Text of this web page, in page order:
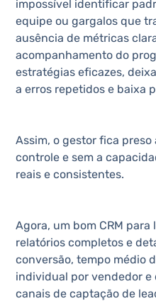
impossível identificar
equipe ou gargalos que
ausência de métricas
acompanhamento do
estratégias eficazes,
a erros repetidos e baixa
Assim, o gestor fica
controle e sem a
reais e consistentes.
Agora, um bom CRM para
relatórios completos e
conversão, tempo médio
individual por vendedor
canais de captação de